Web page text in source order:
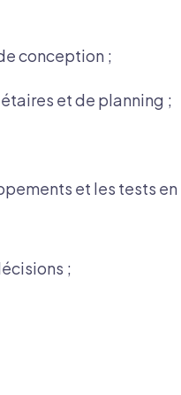
conception ;
et de planning ;
et les tests en
;